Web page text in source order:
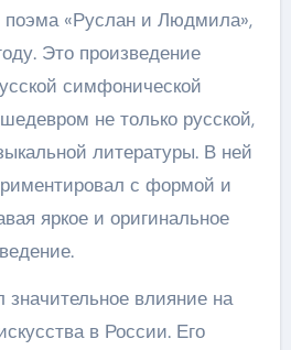
поэма «Руслан и Людмила»,
Это произведение
симфонической
не только русской,
литературы. В ней
с формой и
яркое и оригинальное
значительное влияние на
в России. Его